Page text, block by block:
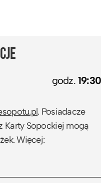
godz. 19:30
. Posiadacze
Karty Sopockiej mogą
Więcej: